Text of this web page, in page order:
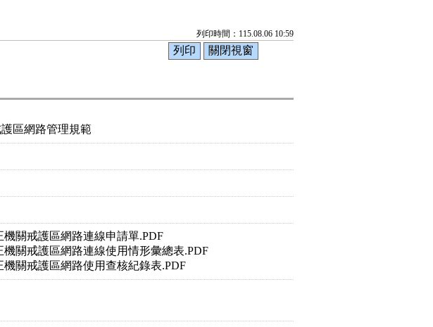
列印時間：115.08.06 10:59
區網路管理規範
關戒護區網路連線申請單.PDF
關戒護區網路連線使用情形彙總表.PDF
關戒護區網路使用查核紀錄表.PDF